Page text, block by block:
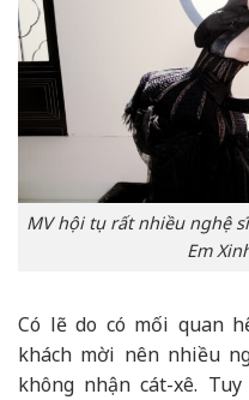
MV hội tụ rất nhiều nghệ
Em
Có lẽ do có mối quan
khách mời nên nhiều
không nhận cát-xê.